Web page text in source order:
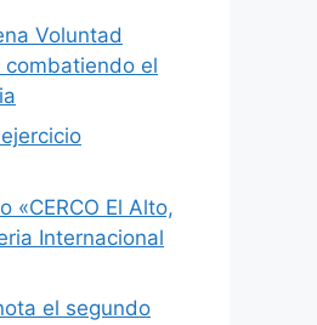
Voluntad
el
«CERCO El Alto,
Internacional
el segundo